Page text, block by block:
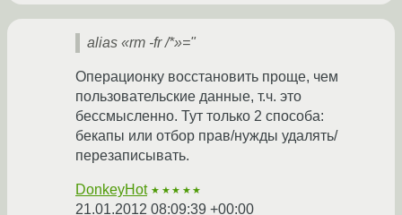
alias «rm -fr /*»="
Операционку восстановить проще, чем
пользовательские данные, т.ч. это
бессмысленно. Тут только 2 способа:
бекапы или отбор прав/нужды удалять/
перезаписывать.
DonkeyHot ★★★★★
21.01.2012 08:09:39 +00:00